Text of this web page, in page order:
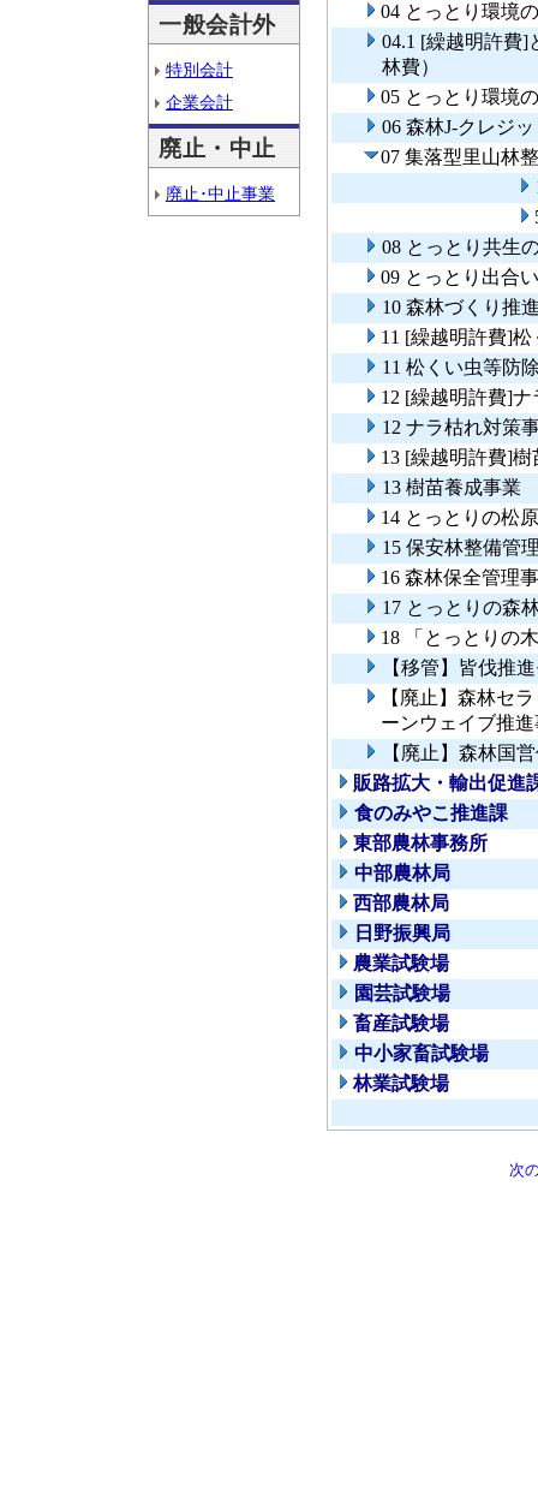
一般会計外
特別会計
企業会計
廃止・中止
廃止･中止事業
04 とっとり環境
04.1 [繰越明許費]
林費）
05 とっとり環境
06 森林J-クレジ
07 集落型里山林
08 とっとり共生
09 とっとり出合
10 森林づくり推
11 [繰越明許費]
11 松くい虫等
12 [繰越明許費]
12 ナラ枯れ対策
13 [繰越明許費]
13 樹苗養成事業
14 とっとりの松
15 保安林整備管
16 森林保全管理
17 とっとりの
18 「とっとりの
【移管】皆伐推
【廃止】森林セ
ーンウェイブ推
【廃止】森林国
販路拡大・輸出促進
食のみやこ推進課
東部農林事務所
中部農林局
西部農林局
日野振興局
農業試験場
園芸試験場
畜産試験場
中小家畜試験場
林業試験場
次